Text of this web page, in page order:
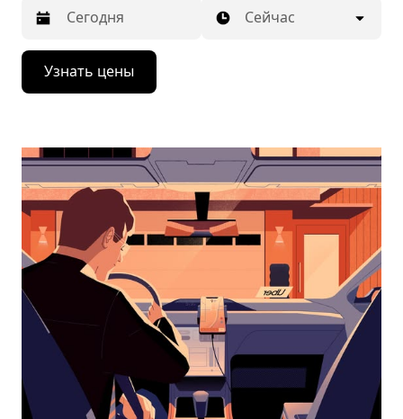
Нажмите
стрелку
вниз,
календарю
выбрать
дату.
Чтобы
закрыть
календарь,
нажмите
Esc.
Сейчас
Узнать цены